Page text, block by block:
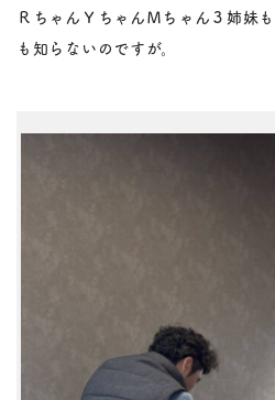
ＲちゃんＹちゃんＭちゃん３姉妹
も知らないのですが。